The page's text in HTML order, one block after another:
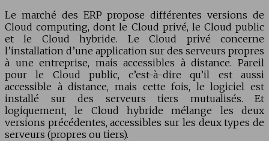
Le marché des ERP propose différentes versions de
Cloud computing, dont le Cloud privé, le Cloud public
et le Cloud hybride. Le Cloud privé concerne
l’installation d’une application sur des serveurs propres
à une entreprise, mais accessibles à distance. Pareil
pour le Cloud public, c’est-à-dire qu’il est aussi
accessible à distance, mais cette fois, le logiciel est
installé sur des serveurs tiers mutualisés. Et
logiquement, le Cloud hybride mélange les deux
versions précédentes, accessibles sur les deux types de
serveurs (propres ou tiers).